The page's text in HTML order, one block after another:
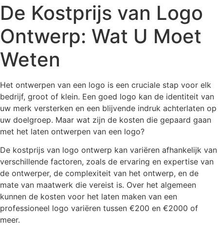
De Kostprijs van Logo
Ontwerp: Wat U Moet
Weten
Het ontwerpen van een logo is een cruciale stap voor elk
bedrijf, groot of klein. Een goed logo kan de identiteit van
uw merk versterken en een blijvende indruk achterlaten op
uw doelgroep. Maar wat zijn de kosten die gepaard gaan
met het laten ontwerpen van een logo?
De kostprijs van logo ontwerp kan variëren afhankelijk van
verschillende factoren, zoals de ervaring en expertise van
de ontwerper, de complexiteit van het ontwerp, en de
mate van maatwerk die vereist is. Over het algemeen
kunnen de kosten voor het laten maken van een
professioneel logo variëren tussen €200 en €2000 of
meer.